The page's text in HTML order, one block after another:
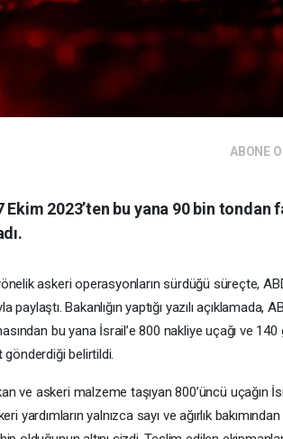
ABONE
Ekim 2023’ten bu yana 90 bin tondan
askeri operasyonların sürdüğü süreçte,
Bakanlığın yaptığı yazılı açıklamada,
bu yana İsrail’e 800 nakliye uçağı ve
gönderdiği belirtildi.
ve askeri malzeme taşıyan 800’üncü uçağın
yardımların yalnızca sayı ve ağırlık